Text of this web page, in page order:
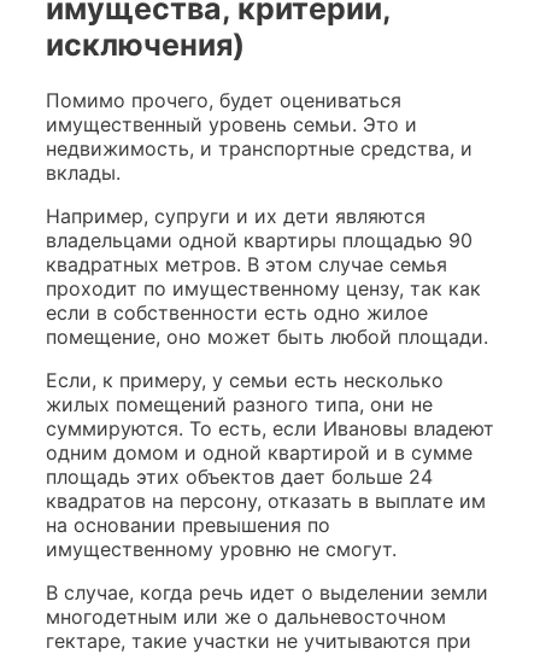
имущества, критерии,
исключения)
Помимо прочего, будет оцениваться
имущественный уровень семьи. Это и
недвижимость, и транспортные средства, и
вклады.
Например, супруги и их дети являются
владельцами одной квартиры площадью 90
квадратных метров. В этом случае семья
проходит по имущественному цензу, так как
если в собственности есть одно жилое
помещение, оно может быть любой площади.
Если, к примеру, у семьи есть несколько
жилых помещений разного типа, они не
суммируются. То есть, если Ивановы владеют
одним домом и одной квартирой и в сумме
площадь этих объектов дает больше 24
квадратов на персону, отказать в выплате им
на основании превышения по
имущественному уровню не смогут.
В случае, когда речь идет о выделении земли
многодетным или же о дальневосточном
гектаре, такие участки не учитываются при